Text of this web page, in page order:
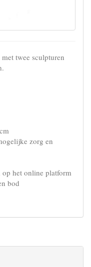
twee sculpturen
zorg en
het online platform
bod